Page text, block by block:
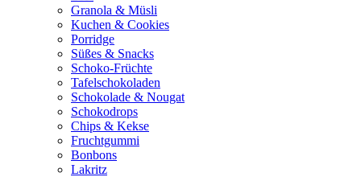
Granola & Müsli
Kuchen & Cookies
Porridge
Süßes & Snacks
Schoko-Früchte
Tafelschokoladen
Schokolade & Nougat
Schokodrops
Chips & Kekse
Fruchtgummi
Bonbons
Lakritz